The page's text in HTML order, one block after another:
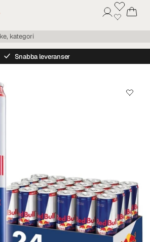
Snabba leveranser